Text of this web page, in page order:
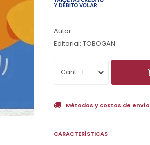
Autor: ---
Editorial: TOBOGAN
1
Métodos y costos de envío
CARACTERÍSTICAS